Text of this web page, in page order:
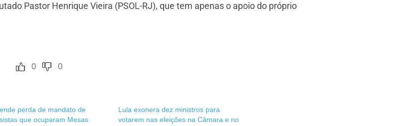
Pastor Henrique Vieira (PSOL-RJ), que tem apenas o apoio do próprio
0 0
perda de mandato de
que ocuparam Mesas
Lula exonera dez ministros para
votarem nas eleições na Câmara e no